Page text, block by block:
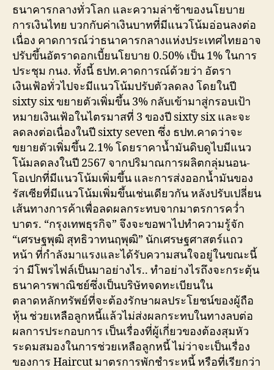
ธนาคารกลางทั่วโลก และความล่าช้าของนโยบาย
การเงินไทย บวกกับค่าเงินบาทที่มีแนวโน้มอ่อนลงต่อ
เนื่อง คาดการณ์ว่าธนาคารกลางแห่งประเทศไทยอาจ
ปรับขึ้นอัตราดอกเบี้ยนโยบาย 0.50% เป็น 1% ในการ
ประชุม กนง. ทั้งนี้ ธปท.คาดการณ์ด้วยว่า อัตรา
เงินเฟ้อทั่วไปจะมีแนวโน้มปรับตัวลดลง โดยในปี
sixty six ขยายตัวเพิ่มขึ้น 3% กลับเข้ามาสู่กรอบเป้า
หมายเงินเฟ้อในไตรมาสที่ 3 ของปี sixty six และจะ
ลดลงต่อเนื่องในปี sixty seven ซึ่ง ธปท.คาดว่าจะ
ขยายตัวเพิ่มขึ้น 2.1% โดยราคาน้ำมันดิบดูไบมีแนว
โน้มลดลงในปี 2567 จากปริมาณการผลิตกลุ่มนอน-
โอเปกที่มีแนวโน้มเพิ่มขึ้น และการส่งออกน้ำมันของ
รัสเซียที่มีแนวโน้มเพิ่มขึ้นเช่นเดียวกัน หลังปรับเปลี่ยน
เส้นทางการค้าเพื่อลดผลกระทบจากมาตรการคว่ำ
บาตร. “กรุงเทพธุรกิจ” จึงจะขอพาไปทำความรู้จัก
“เศรษฐพุฒิ สุทธิวาทนฤพุฒิ” นักเศรษฐศาสตร์แถว
หน้า ที่กำลังมาแรงและได้รับความสนใจอยู่ในขณะนี้
ว่า มีโพรไฟล์เป็นมาอย่างไร.. ทำอย่างไรถึงจะกระตุ้น
ธนาคารพาณิชย์ซึ่งเป็นบริษัทจดทะเบียนใน
ตลาดหลักทรัพย์ที่จะต้องรักษาผลประโยชน์ของผู้ถือ
หุ้น ช่วยเหลือลูกหนี้แล้วไม่ส่งผลกระทบในทางลบต่อ
ผลการประกอบการ เป็นเรื่องที่ผู้เกี่ยวของต้องสุมหัว
ระดมสมองในการช่วยเหลือลูกหนี้ ไม่ว่าจะเป็นเรื่อง
ของการ Haircut มาตรการพักชำระหนี้ หรือที่เรียกว่า